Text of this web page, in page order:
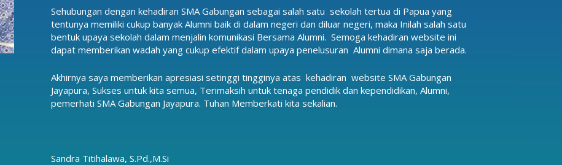
Sehubungan dengan kehadiran SMA Gabungan sebagai salah satu sekolah tertua di Papua yang
tentunya memiliki cukup banyak Alumni baik di dalam negeri dan diluar negeri, maka Inilah salah satu
bentuk upaya sekolah dalam menjalin komunikasi Bersama Alumni. Semoga kehadiran website ini
dapat memberikan wadah yang cukup efektif dalam upaya penelusuran Alumni dimana saja berada.
Akhirnya saya memberikan apresiasi setinggi tingginya atas kehadiran website SMA Gabungan
Jayapura, Sukses untuk kita semua, Terimaksih untuk tenaga pendidik dan kependidikan, Alumni,
pemerhati SMA Gabungan Jayapura. Tuhan Memberkati kita sekalian.
Sandra Titihalawa, S.Pd.,M.Si